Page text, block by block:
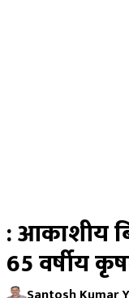
: आकाशीय
65 वर्षीय